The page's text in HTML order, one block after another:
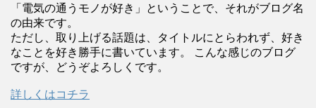
「電気の通うモノが好き」ということで、それがブログ名
の由来です。
ただし、取り上げる話題は、タイトルにとらわれず、好き
なことを好き勝手に書いています。 こんな感じのブログ
ですが、どうぞよろしくです。
詳しくはコチラ